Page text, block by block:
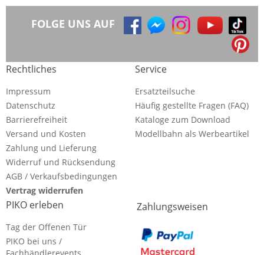
FOLGE UNS AUF
Rechtliches
Impressum
Datenschutz
Barrierefreiheit
Versand und Kosten
Zahlung und Lieferung
Widerruf und Rücksendung
AGB / Verkaufsbedingungen
Vertrag widerrufen
Service
Ersatzteilsuche
Häufig gestellte Fragen (FAQ)
Kataloge zum Download
Modellbahn als Werbeartikel
PIKO erleben
Tag der Offenen Tür
PIKO bei uns /
Zahlungsweisen